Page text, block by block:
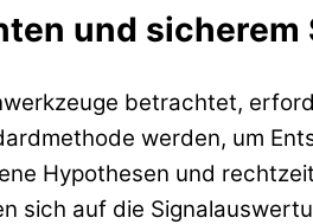
und sicherem
betrachtet,
werden, um
Hypothesen und
sich auf die